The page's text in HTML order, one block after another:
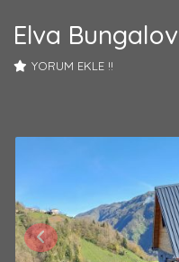
Elva Bungalov
YORUM EKLE !!